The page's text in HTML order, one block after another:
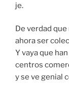
je.
De verdad
ahora ser
Y vaya que
centros
y se ve genial